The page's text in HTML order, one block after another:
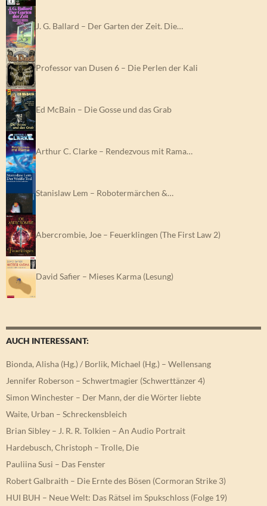
J. G. Ballard – Der Garten der Zeit. Die…
Professor van Dusen 6 – Die Perlen der Kali
Ed McBain – Die Gosse und das Grab
Arthur C. Clarke – Rendezvous mit Rama…
Stanislaw Lem – Robotermärchen &…
Abercrombie, Joe – Feuerklingen (The First Law 2)
David Safier – Mieses Karma (Lesung)
AUCH INTERESSANT:
Bionda, Alisha (Hg.) / Borlik, Michael (Hg.) – Wellensang
Jennifer Roberson – Schwertmagier (Schwerttänzer 4)
Simon Winchester – Der Mann, der die Wörter liebte
Waite, Urban – Schreckensbleich
Brian Sibley – J. R. R. Tolkien – An Audio Portrait
Hardebusch, Christoph – Trolle, Die
Pauliina Susi – Das Fenster
Robert Galbraith – Die Ernte des Bösen (Cormoran Strike 3)
HUI BUH – Neue Welt: Das Rätsel im Spukschloss (Folge 19)